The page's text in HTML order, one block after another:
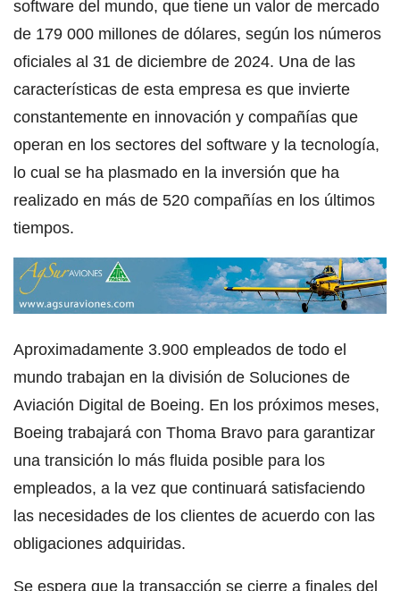
software del mundo, que tiene un valor de mercado
de 179 000 millones de dólares, según los números
oficiales al 31 de diciembre de 2024. Una de las
características de esta empresa es que invierte
constantemente en innovación y compañías que
operan en los sectores del software y la tecnología,
lo cual se ha plasmado en la inversión que ha
realizado en más de 520 compañías en los últimos
tiempos.
Aproximadamente 3.900 empleados de todo el
mundo trabajan en la división de Soluciones de
Aviación Digital de Boeing. En los próximos meses,
Boeing trabajará con Thoma Bravo para garantizar
una transición lo más fluida posible para los
empleados, a la vez que continuará satisfaciendo
las necesidades de los clientes de acuerdo con las
obligaciones adquiridas.
Se espera que la transacción se cierre a finales del